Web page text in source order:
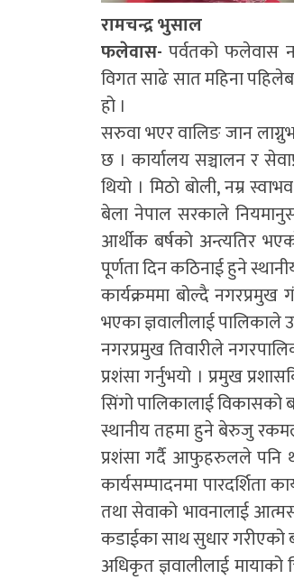
रामचन्द्र भुसाल
फलेवास- पर्वतको फलेवास
विगत साढे सात महिना
हो ।
सरुवा भएर वालिङ जान
छ । कार्यालय सञ्चालन र
थियो । मिठो बोली, नम्र
बेला नेपाल सरकाले
आर्थीक बर्षको अन्त्यतिर
पूर्णता दिन कठिनाई हुने
कार्यक्रममा बोल्दै
भएका ज्ञवालीलाई पालिकाले
नगरप्रमुख तिवारीले
प्रशंसा गर्नुभयो । प्रमुख
सिंगो पालिकालाई विकासको
स्थानीय तहमा हुने बेरुजु
प्रशंसा गर्दै आफुहरुलले पनि
कार्यसम्पादनमा
तथा सेवाको भावनालाई
कडाईका साथ सुधार गरीएको
अधिकृत ज्ञवालीलाई मायाको